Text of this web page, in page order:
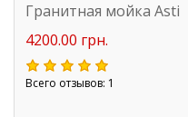
Гранитная мойка Asti
4200.00 грн.
Всего отзывов: 1